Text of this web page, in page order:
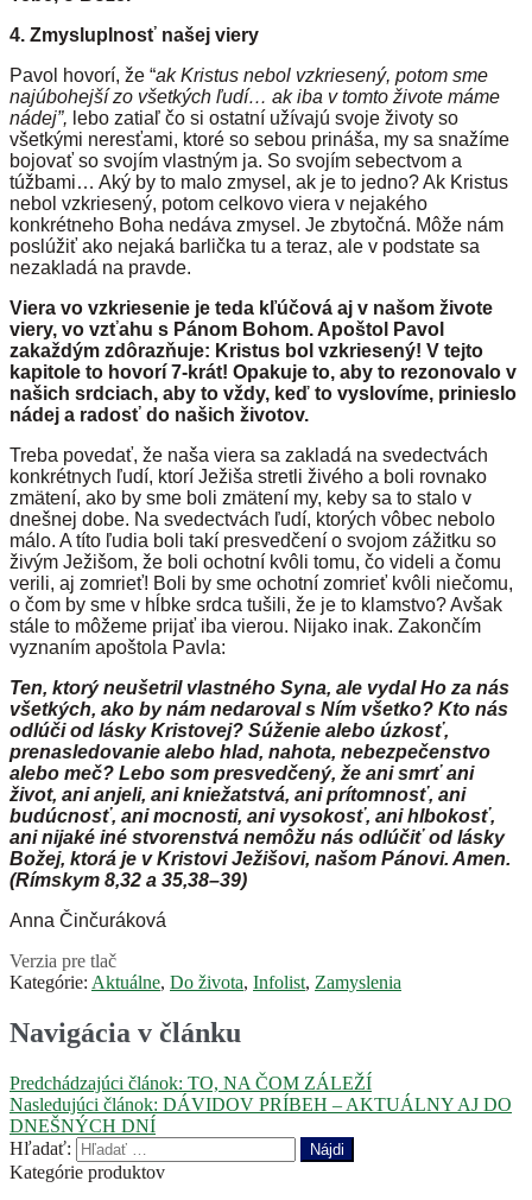
4. Zmysluplnosť našej viery
Pavol hovorí, že “ak Kristus nebol vzkriesený, potom sme
najúbohejší zo všetkých ľudí… ak iba v tomto živote máme
nádej”, lebo zatiaľ čo si ostatní užívajú svoje životy so
všetkými neresťami, ktoré so sebou prináša, my sa snažíme
bojovať so svojím vlastným ja. So svojím sebectvom a
túžbami… Aký by to malo zmysel, ak je to jedno? Ak Kristus
nebol vzkriesený, potom celkovo viera v nejakého
konkrétneho Boha nedáva zmysel. Je zbytočná. Môže nám
poslúžiť ako nejaká barlička tu a teraz, ale v podstate sa
nezakladá na pravde.
Viera vo vzkriesenie je teda kľúčová aj v našom živote
viery, vo vzťahu s Pánom Bohom. Apoštol Pavol
zakaždým zdôrazňuje: Kristus bol vzkriesený! V tejto
kapitole to hovorí 7-krát! Opakuje to, aby to rezonovalo v
našich srdciach, aby to vždy, keď to vyslovíme, prinieslo
nádej a radosť do našich životov.
Treba povedať, že naša viera sa zakladá na svedectvách
konkrétnych ľudí, ktorí Ježiša stretli živého a boli rovnako
zmätení, ako by sme boli zmätení my, keby sa to stalo v
dnešnej dobe. Na svedectvách ľudí, ktorých vôbec nebolo
málo. A títo ľudia boli takí presvedčení o svojom zážitku so
živým Ježišom, že boli ochotní kvôli tomu, čo videli a čomu
verili, aj zomrieť! Boli by sme ochotní zomrieť kvôli niečomu,
o čom by sme v hĺbke srdca tušili, že je to klamstvo? Avšak
stále to môžeme prijať iba vierou. Nijako inak. Zakončím
vyznaním apoštola Pavla:
Ten, ktorý neušetril vlastného Syna, ale vydal Ho za nás
všetkých, ako by nám nedaroval s Ním všetko? Kto nás
odlúči od lásky Kristovej? Súženie alebo úzkosť,
prenasledovanie alebo hlad, nahota, nebezpečenstvo
alebo meč? Lebo som presvedčený, že ani smrť ani
život, ani anjeli, ani kniežatstvá, ani prítomnosť, ani
budúcnosť, ani mocnosti, ani vysokosť, ani hlbokosť,
ani nijaké iné stvorenstvá nemôžu nás odlúčiť od lásky
Božej, ktorá je v Kristovi Ježišovi, našom Pánovi. Amen.
(Rímskym 8,32 a 35,38–39)
Anna Činčuráková
Verzia pre tlač
Kategórie: Aktuálne, Do života, Infolist, Zamyslenia
Navigácia v článku
Predchádzajúci článok: TO, NA ČOM ZÁLEŽÍ
Nasledujúci článok: DÁVIDOV PRÍBEH – AKTUÁLNY AJ DO
DNEŠNÝCH DNÍ
Hľadať:
Kategórie produktov